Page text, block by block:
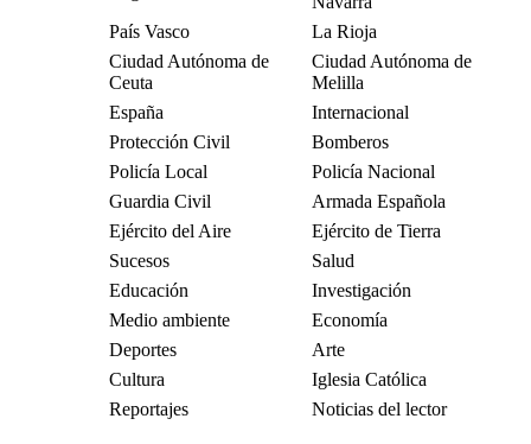
País Vasco
La Rioja
Ciudad Autónoma de
Ceuta
Ciudad Autónoma de
Melilla
España
Internacional
Protección Civil
Bomberos
Policía Local
Policía Nacional
Guardia Civil
Armada Española
Ejército del Aire
Ejército de Tierra
Sucesos
Salud
Educación
Investigación
Medio ambiente
Economía
Deportes
Arte
Cultura
Iglesia Católica
Reportajes
Noticias del lector